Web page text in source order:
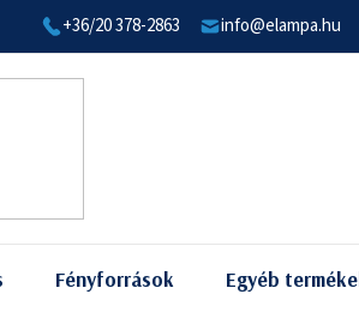
+36/20 378-2863 info@elampa.hu
Fényforrások Egyéb